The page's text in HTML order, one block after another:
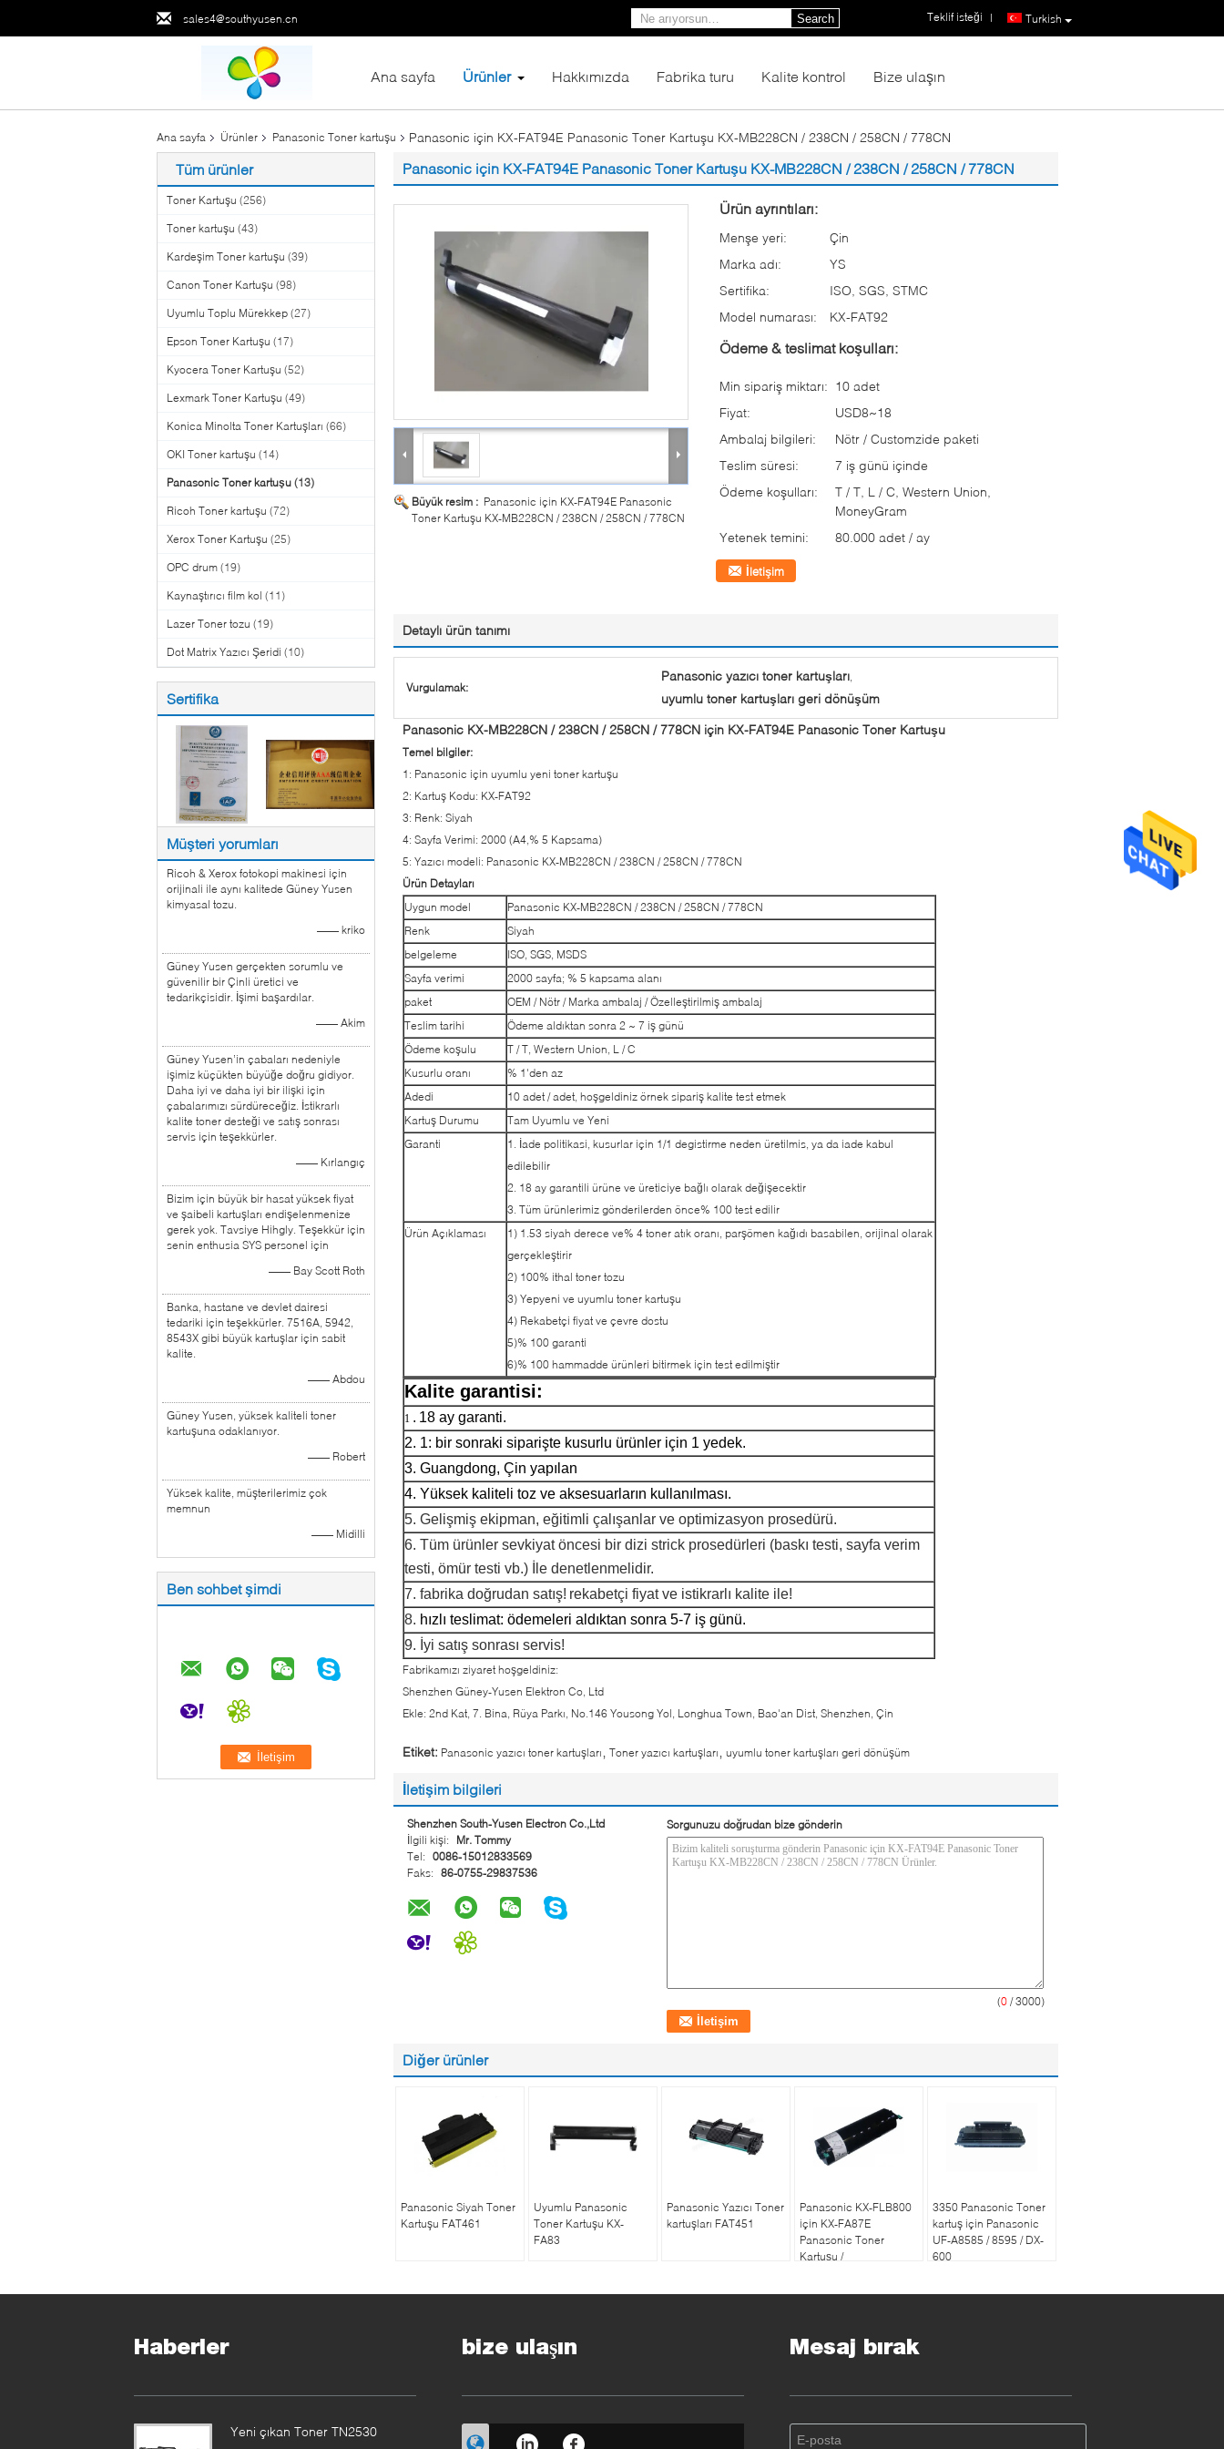
sales4@southyusen.cn Turkish
Teklif isteği |
Search
Ana sayfa Ürünler Hakkımızda Fabrika turu Kalite kontrol Bize ulaşın
Ana sayfa Ürünler Panasonic Toner kartuşu Panasonic için KX-FAT94E Panasonic Toner Kartuşu KX-MB228CN / 238CN / 258CN / 778CN
Tüm ürünler
Toner Kartuşu (256)
Toner kartuşu (43)
Kardeşim Toner kartuşu (39)
Canon Toner Kartuşu (98)
Uyumlu Toplu Mürekkep (27)
Epson Toner Kartuşu (17)
Kyocera Toner Kartuşu (52)
Lexmark Toner Kartuşu (49)
Konica Minolta Toner Kartuşları (66)
OKI Toner kartuşu (14)
Panasonic Toner kartuşu (13)
Ricoh Toner kartuşu (72)
Xerox Toner Kartuşu (25)
OPC drum (19)
Kaynaştırıcı film kol (11)
Lazer Toner tozu (19)
Dot Matrix Yazıcı Şeridi (10)
Sertifika
Müşteri yorumları
Ricoh & Xerox fotokopi makinesi için
orijinali ile aynı kalitede Güney Yusen
kimyasal tozu.
—— kriko
Güney Yusen gerçekten sorumlu ve
güvenilir bir Çinli üretici ve
tedarikçisidir. İşimi başardılar.
—— Akim
Güney Yusen’in çabaları nedeniyle
işimiz küçükten büyüğe doğru gidiyor.
Daha iyi ve daha iyi bir ilişki için
çabalarımızı sürdüreceğiz. İstikrarlı
kalite toner desteği ve satış sonrası
servis için teşekkürler.
—— Kırlangıç
Bizim için büyük bir hasat yüksek fiyat
ve şaibeli kartuşları endişelenmenize
gerek yok. Tavsiye Hihgly. Teşekkür için
senin enthusia SYS personel için
—— Bay Scott Roth
Banka, hastane ve devlet dairesi
tedariki için teşekkürler. 7516A, 5942,
8543X gibi büyük kartuşlar için sabit
kalite.
—— Abdou
Güney Yusen, yüksek kaliteli toner
kartuşuna odaklanıyor.
—— Robert
Yüksek kalite, müşterilerimiz çok
memnun
—— Midilli
Ben sohbet şimdi
Panasonic için KX-FAT94E Panasonic Toner Kartuşu KX-MB228CN / 238CN / 258CN / 778CN
Büyük resim : Panasonic için KX-FAT94E Panasonic
Toner Kartuşu KX-MB228CN / 238CN / 258CN / 778CN
Ürün ayrıntıları:
Menşe yeri:
Çin
Marka adı:
YS
Sertifika:
ISO, SGS, STMC
Model numarası:
KX-FAT92
Ödeme & teslimat koşulları:
Min sipariş miktarı: 10 adet
Fiyat:
USD8~18
Ambalaj bilgileri:
Nötr / Customzide paketi
Teslim süresi:
7 iş günü içinde
Ödeme koşulları:
T / T, L / C, Western Union,
MoneyGram
Yetenek temini:
80.000 adet / ay
İletişim
Detaylı ürün tanımı
Vurgulamak:
Panasonic yazıcı toner kartuşları,
uyumlu toner kartuşları geri dönüşüm
Panasonic KX-MB228CN / 238CN / 258CN / 778CN için KX-FAT94E Panasonic Toner Kartuşu
Temel bilgiler:
1: Panasonic için uyumlu yeni toner kartuşu
2: Kartuş Kodu: KX-FAT92
3: Renk: Siyah
4: Sayfa Verimi: 2000 (A4,% 5 Kapsama)
5: Yazıcı modeli: Panasonic KX-MB228CN / 238CN / 258CN / 778CN
Ürün Detayları
Uygun model
Panasonic KX-MB228CN / 238CN / 258CN / 778CN
Renk
Siyah
belgeleme
ISO, SGS, MSDS
Sayfa verimi
2000 sayfa; % 5 kapsama alanı
paket
OEM / Nötr / Marka ambalaj / Özelleştirilmiş ambalaj
Teslim tarihi
Ödeme aldıktan sonra 2 ~ 7 iş günü
Ödeme koşulu
T / T, Western Union, L / C
Kusurlu oranı
% 1'den az
Adedi
10 adet / adet, hoşgeldiniz örnek sipariş kalite test etmek
Kartuş Durumu
Tam Uyumlu ve Yeni
Garanti
1. İade politikasi, kusurlar için 1/1 degistirme neden üretilmis, ya da iade kabul
edilebilir
2. 18 ay garantili ürüne ve üreticiye bağlı olarak değişecektir
3. Tüm ürünlerimiz gönderilerden önce% 100 test edilir
Ürün Açıklaması
1) 1.53 siyah derece ve% 4 toner atık oranı, parşömen kağıdı basabilen, orijinal olarak
gerçekleştirir
2) 100% ithal toner tozu
3) Yepyeni ve uyumlu toner kartuşu
4) Rekabetçi fiyat ve çevre dostu
5)% 100 garanti
6)% 100 hammadde ürünleri bitirmek için test edilmiştir
Kalite garantisi:
1 . 18 ay garanti.
2. 1: bir sonraki siparişte kusurlu ürünler için 1 yedek.
3. Guangdong, Çin yapılan
4. Yüksek kaliteli toz ve aksesuarların kullanılması.
5. Gelişmiş ekipman, eğitimli çalışanlar ve optimizasyon prosedürü.
6. Tüm ürünler sevkiyat öncesi bir dizi strick prosedürleri (baskı testi, sayfa verim
testi, ömür testi vb.) İle denetlenmelidir.
7. fabrika doğrudan satış! rekabetçi fiyat ve istikrarlı kalite ile!
8. hızlı teslimat: ödemeleri aldıktan sonra 5-7 iş günü.
9. İyi satış sonrası servis!
Fabrikamızı ziyaret hoşgeldiniz:
Shenzhen Güney-Yusen Elektron Co, Ltd
Ekle: 2nd Kat, 7. Bina, Rüya Parkı, No.146 Yousong Yol, Longhua Town, Bao'an Dist, Shenzhen, Çin
Etiket: Panasonic yazıcı toner kartuşları Toner yazıcı kartuşları uyumlu toner kartuşları geri dönüşüm
İletişim bilgileri
Shenzhen South-Yusen Electron Co.,Ltd
İlgili kişi:
Mr. Tommy
Tel: 0086-15012833569
Faks: 86-0755-29837536
Sorgunuzu doğrudan bize gönderin
(0 / 3000)
Diğer ürünler
Panasonic Siyah Toner
Kartuşu FAT461
Uyumlu Panasonic
Toner Kartuşu KX-
FA83
Panasonic Yazıcı Toner
kartuşları FAT451
Panasonic KX-FLB800
için KX-FA87E
Panasonic Toner
Kartuşu /
3350 Panasonic Toner
kartuş için Panasonic
UF-A8585 / 8595 / DX-
600
Haberler
Yeni çıkan Toner TN2530
bize ulaşın Mesaj bırak